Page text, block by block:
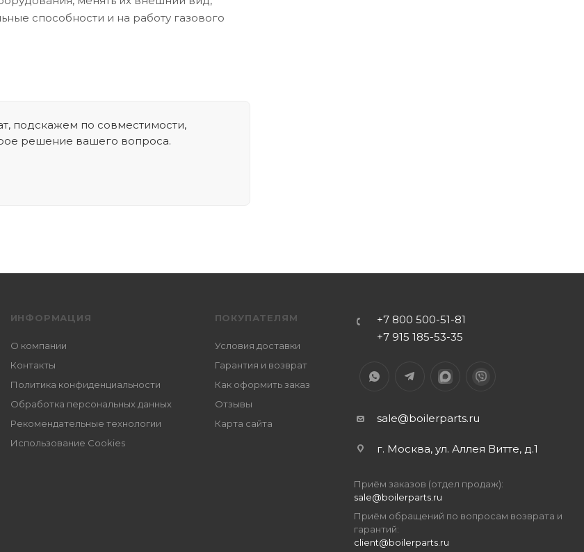
способности и на работу газового
подскажем по совместимости,
решение вашего вопроса.
ИНФОРМАЦИЯ
О компании
Контакты
Политика конфиденциальности
Обработка персональных данных
Рекомендательные технологии
Использование Cookies
ПОКУПАТЕЛЯМ
Условия доставки
Гарантия и возврат
Как оформить заказ
Отзывы
Карта сайта
+7 800 500-51-81
+7 915 185-53-35
sale@boilerparts.ru
г. Москва, ул. Аллея Витте, д.1
Приём заказов (отдел продаж):
sale@boilerparts.ru
Приём обращений по вопросам возврата и
гарантий:
client@boilerparts.ru